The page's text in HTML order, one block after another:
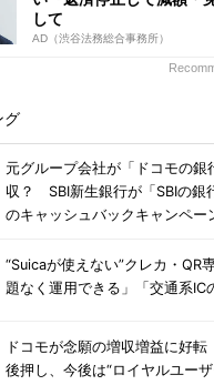
して
AD（渋谷法務総合事務所）
グ
元グループ会社が「ドコモの銀
収？ SBI新生銀行が「SBIの銀
のキャッシュバックキャンペー
“Suicaが使えない”クレカ・
題なく運用できる」「交通系IC
ドコモが念願の増収増益に好
後押し、今後は“ロイヤルユーザ